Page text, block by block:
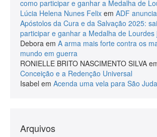
como participar e ganhar a Medalha de
Lúcia Helena Nunes Felix em ADF
Apóstolos da Cura e da Salvação 2025:
participar e ganhar a Medalha de Lourdes
Debora em A arma mais forte contra os
mundo em guerra
RONIELLE BRITO NASCIMENTO SILVA
Conceição e a Redenção Universal
Isabel em Acenda uma vela para São
Arquivos